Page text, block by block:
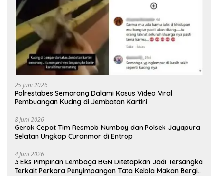
25 Juni 2026
Polrestabes Semarang Dalami Kasus Video Viral
Pembuangan Kucing di Jembatan Kartini
8 Juni 2026
Gerak Cepat Tim Resmob Numbay dan Polsek Jayapura
Selatan Ungkap Curanmor di Entrop
4 Juni 2026
3 Eks Pimpinan Lembaga BGN Ditetapkan Jadi Tersangka
Terkait Perkara Penyimpangan Tata Kelola Makan Bergizi